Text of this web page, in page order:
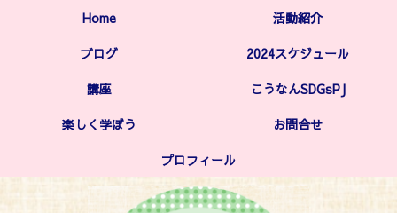
Home
活動紹介
ブログ
2024スケジュール
講座
こうなんSDGsPJ
楽しく学ぼう
お問合せ
プロフィール